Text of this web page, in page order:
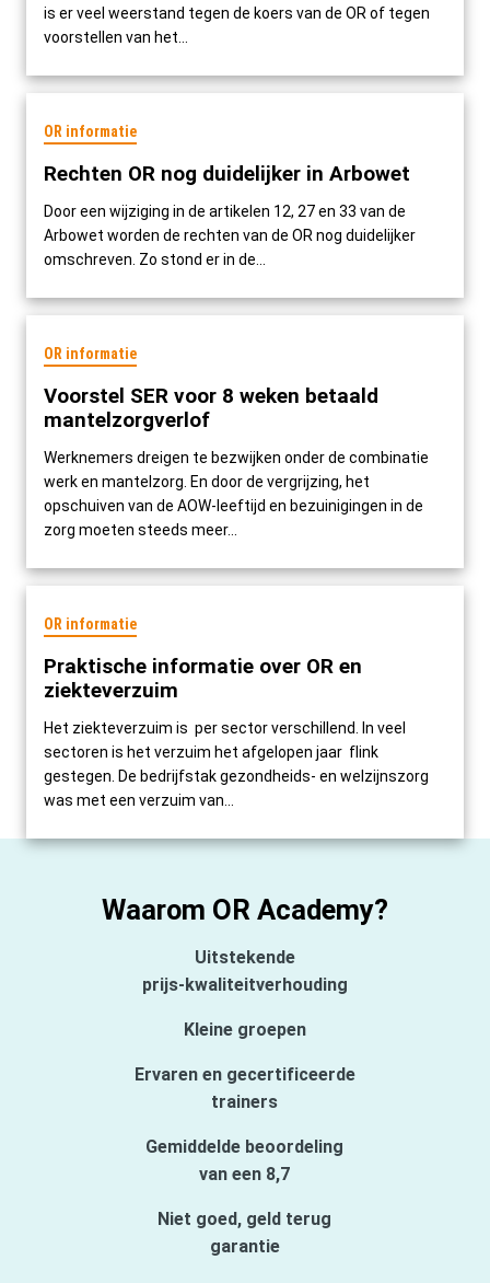
is er veel weerstand tegen de koers van de OR of tegen
voorstellen van het...
OR informatie
Rechten OR nog duidelijker in Arbowet
Door een wijziging in de artikelen 12, 27 en 33 van de
Arbowet worden de rechten van de OR nog duidelijker
omschreven. Zo stond er in de...
OR informatie
Voorstel SER voor 8 weken betaald
mantelzorgverlof
Werknemers dreigen te bezwijken onder de combinatie
werk en mantelzorg. En door de vergrijzing, het
opschuiven van de AOW-leeftijd en bezuinigingen in de
zorg moeten steeds meer...
OR informatie
Praktische informatie over OR en
ziekteverzuim
Het ziekteverzuim is per sector verschillend. In veel
sectoren is het verzuim het afgelopen jaar flink
gestegen. De bedrijfstak gezondheids- en welzijnszorg
was met een verzuim van...
Waarom OR Academy?
Uitstekende
prijs-kwaliteitverhouding
Kleine groepen
Ervaren en gecertificeerde
trainers
Gemiddelde beoordeling
van een 8,7
Niet goed, geld terug
garantie